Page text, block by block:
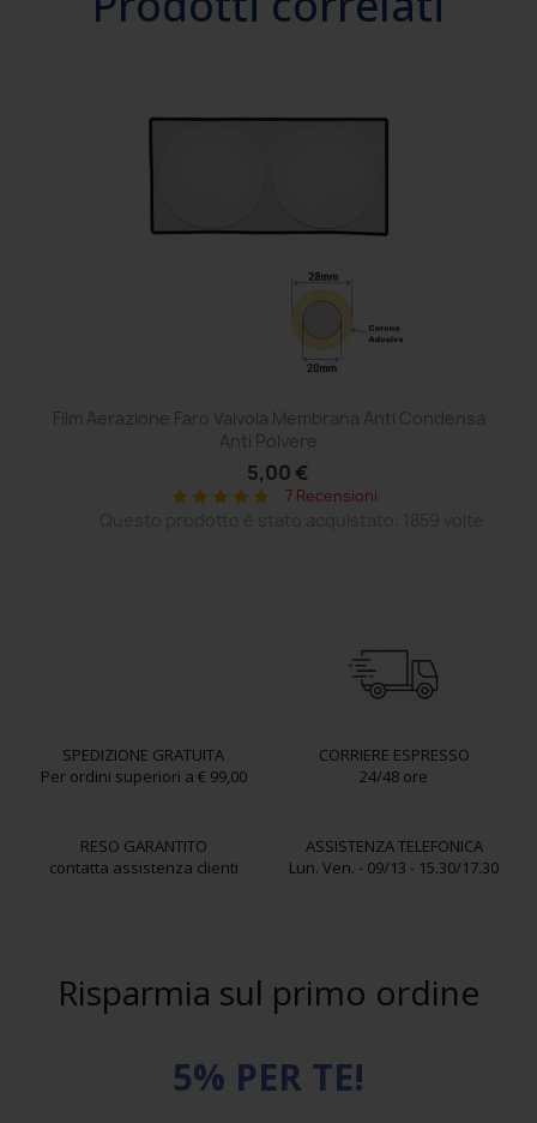
Film Aerazione Faro Valvola Membrana Anti Condensa
Anti Polvere
5,00 €
star star star star star 7 Recensioni
SPEDIZIONE GRATUITA
Per ordini superiori a € 99,00
CORRIERE ESPRESSO
24/48 ore
RESO GARANTITO
contatta assistenza clienti
ASSISTENZA TELEFONICA
Lun. Ven. - 09/13 - 15.30/17.30
Risparmia sul primo ordine
5% PER TE!